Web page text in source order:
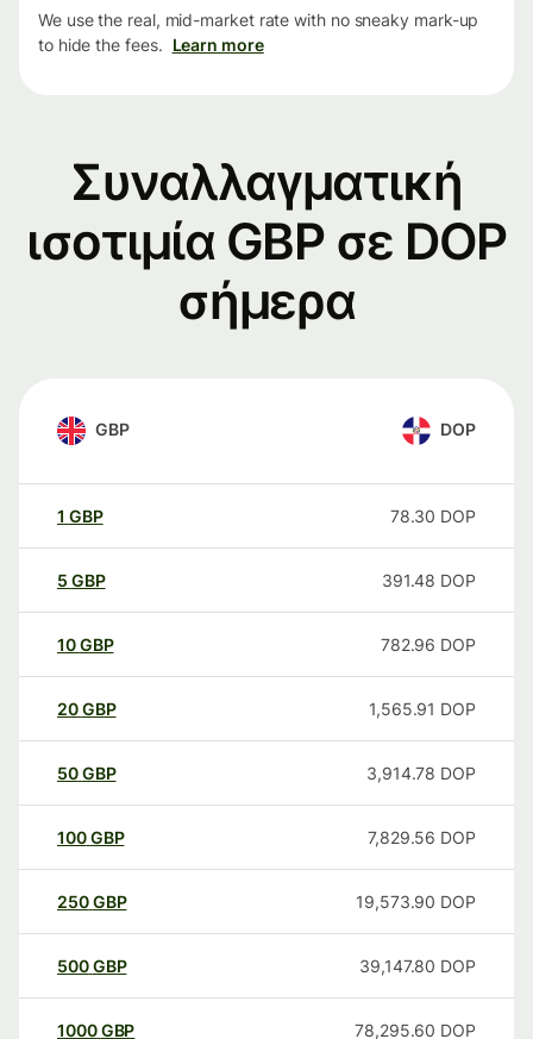
We use the real, mid-market rate with no sneaky mark-up
to hide the fees. Learn more
Συναλλαγματική
ισοτιμία GBP σε DOP
σήμερα
GBP DOP
1 GBP 78.30 DOP
5 GBP 391.48 DOP
10GBP 782.96 DOP
20GBP 1,565.91 DOP
50GBP 3,914.78 DOP
100GBP 7,829.56 DOP
250GBP 19,573.90 DOP
500GBP 39,147.80 DOP
1000GBP 78,295.60 DOP